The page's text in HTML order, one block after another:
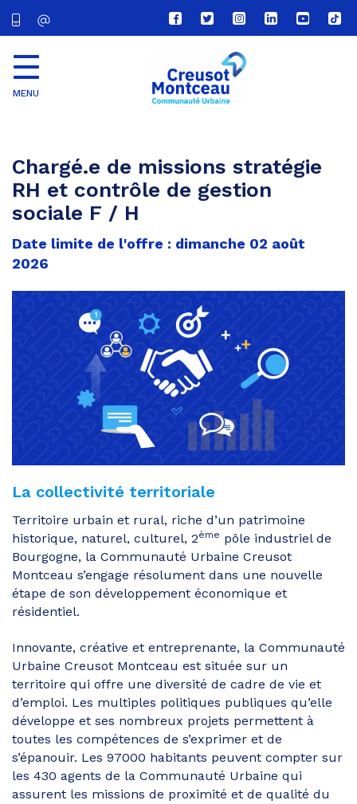
Lien
vers
compte
Facebook
Lien
vers
compte
Twitter
Lien
vers
le
compte
Lien
vers
Lien
vers
Lien
vers
MENU
Chargé.e de missions stratégie
RH et contrôle de gestion
sociale F / H
Date limite de l'offre : dimanche 02 août
2026
La collectivité territoriale
Territoire urbain et rural, riche d’un patrimoine
historique, naturel, culturel, 2ème pôle industriel de
Bourgogne, la Communauté Urbaine Creusot
Montceau s’engage résolument dans une nouvelle
étape de son développement économique et
résidentiel.
Innovante, créative et entreprenante, la Communauté
Urbaine Creusot Montceau est située sur un
territoire qui offre une diversité de cadre de vie et
d’emploi. Les multiples politiques publiques qu’elle
développe et ses nombreux projets permettent à
toutes les compétences de s’exprimer et de
s’épanouir. Les 97000 habitants peuvent compter sur
les 430 agents de la Communauté Urbaine qui
assurent les missions de proximité et de qualité du